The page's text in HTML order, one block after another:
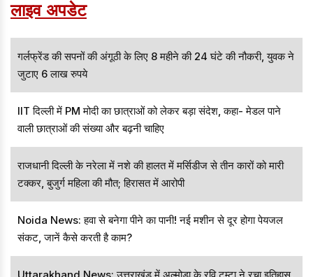
लाइव अपडेट
गर्लफ्रेंड की सपनों की अंगूठी के लिए 8 महीने की 24 घंटे की नौकरी, युवक ने
जुटाए 6 लाख रुपये
IIT दिल्ली में PM मोदी का छात्राओं को लेकर बड़ा संदेश, कहा- मेडल पाने
वाली छात्राओं की संख्या और बढ़नी चाहिए
राजधानी दिल्ली के नरेला में नशे की हालत में मर्सिडीज से तीन कारों को मारी
टक्कर, बुजुर्ग महिला की मौत; हिरासत में आरोपी
Noida News: हवा से बनेगा पीने का पानी! नई मशीन से दूर होगा पेयजल
संकट, जानें कैसे करती है काम?